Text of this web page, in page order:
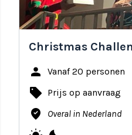
Christmas
person Vanaf 20 personen
local_offer Prijs op aanvraag
where_to_vote Overal in Nederland